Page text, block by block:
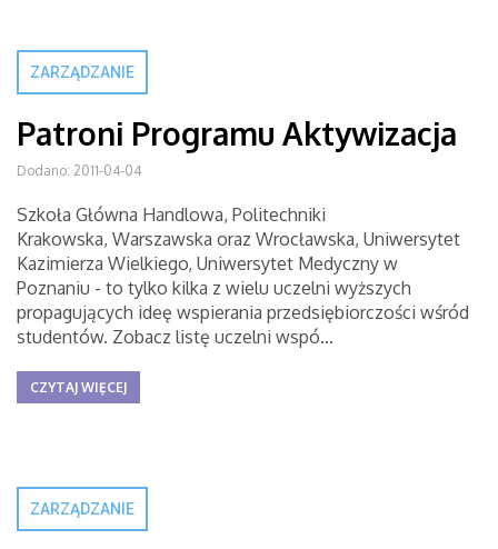
ZARZĄDZANIE
Patroni Programu Aktywizacja
Dodano: 2011-04-04
Szkoła Główna Handlowa, Politechniki
Krakowska, Warszawska oraz Wrocławska, Uniwersytet
Kazimierza Wielkiego, Uniwersytet Medyczny w
Poznaniu - to tylko kilka z wielu uczelni wyższych
propagujących ideę wspierania przedsiębiorczości wśród
studentów. Zobacz listę uczelni wspó...
CZYTAJ WIĘCEJ
ZARZĄDZANIE